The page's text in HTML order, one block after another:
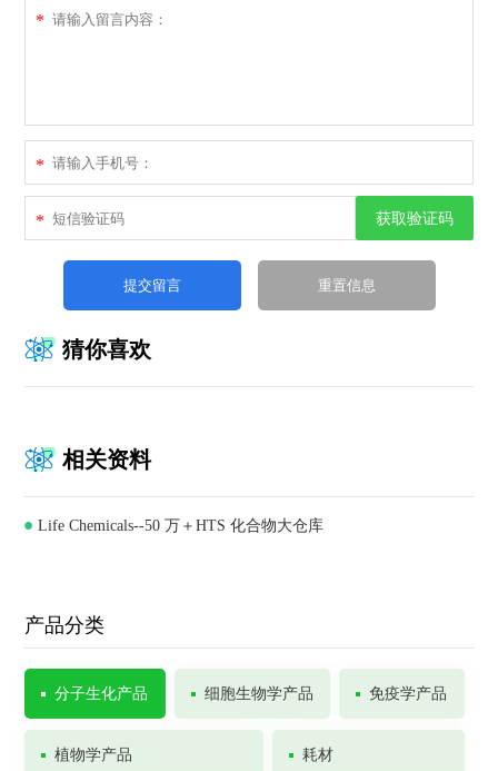
*
*
* 获取验证码
猜你喜欢
相关资料
Life Chemicals--50 万＋HTS 化合物大仓库
产品分类
分子生化产品 细胞生物学产品 免疫学产品
植物学产品 耗材